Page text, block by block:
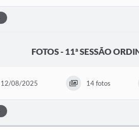
FOTOS - 11ª SESSÃO
12/08/2025 14 fotos